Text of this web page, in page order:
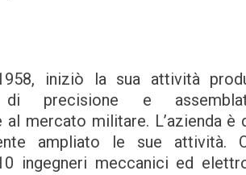
iniziò la sua attività
di precisione e
al mercato militare. L’azienda è
ampliato le sue attività.
ingegneri meccanici ed